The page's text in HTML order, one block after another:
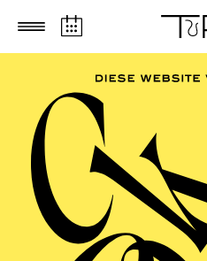
Zum Hauptinhalt springen
AALTO